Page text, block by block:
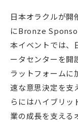
日本オラクルが
にBronze
本イベントでは、
ータセンターを開
ラットフォームに
速な意思決定を支
らにはハイブリッ
業の成長を支える